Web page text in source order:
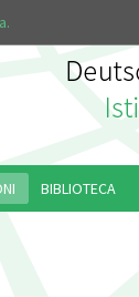
BIBLIOTECA